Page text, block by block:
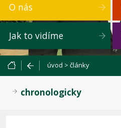
O nás
Jak to vidíme
úvod > články
chronologicky